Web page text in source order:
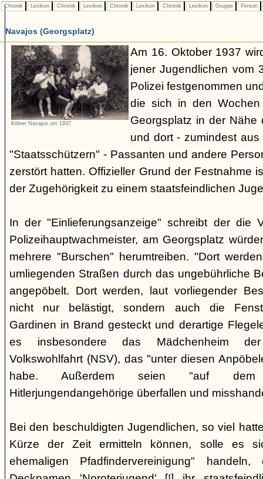
Chronik Lexikon Chronik Lexikon Chronik Lexikon Chronik Lexikon Gruppe Person
Navajos (Georgsplatz)
Kölner Navajos um 1937
Am 16. Oktober 1937
jener Jugendlichen vom
Polizei festgenommen
die sich in den
Georgsplatz in der Nähe
und dort - zumindest
"Staatsschützern" - Passanten und andere
zerstört hatten. Offizieller Grund der Festnahme
der Zugehörigkeit zu einem staatsfeindlichen
In der "Einlieferungsanzeige" schreibt der die
Polizeihauptwachmeister, am Georgsplatz
mehrere "Burschen" herumtreiben. "Dort
umliegenden Straßen durch das ungebührliche
angepöbelt. Dort werden, laut vorliegender
nicht nur belästigt, sondern auch die
Gardinen in Brand gesteckt und derartige
es insbesondere das Mädchenheim der
Volkswohlfahrt (NSV), das "unter diesen
habe. Außerdem seien "auf dem
Hitlerjungendangehörige überfallen und
Bei den beschuldigten Jugendlichen, so viel
Kürze der Zeit ermitteln können, solle es
ehemaligen Pfadfindervereinigung"